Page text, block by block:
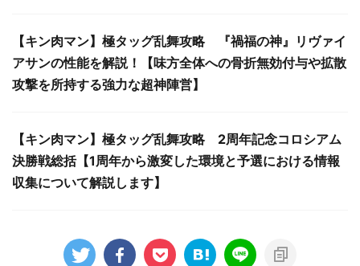
【キン肉マン】極タッグ乱舞攻略 『禍福の神』リヴァイ
アサンの性能を解説！【味方全体への骨折無効付与や拡散
攻撃を所持する強力な超神陣営】
【キン肉マン】極タッグ乱舞攻略 2周年記念コロシアム
決勝戦総括【1周年から激変した環境と予選における情報
収集について解説します】